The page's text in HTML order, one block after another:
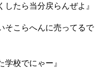
たら当分戻らんぜよ』
そこらへんに売ってるで
校でにゃー』